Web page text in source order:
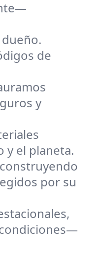
de
y
y el planeta.
por su